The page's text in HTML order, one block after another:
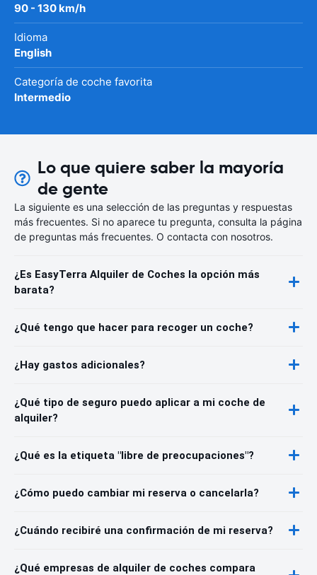
90 - 130 km/h
Idioma
English
Categoría de coche favorita
Intermedio
Lo que quiere saber la mayoría
de gente
La siguiente es una selección de las preguntas y respuestas
más frecuentes. Si no aparece tu pregunta, consulta la página
de preguntas más frecuentes. O contacta con nosotros.
¿Es EasyTerra Alquiler de Coches la opción más
barata?
¿Qué tengo que hacer para recoger un coche?
¿Hay gastos adicionales?
¿Qué tipo de seguro puedo aplicar a mi coche de
alquiler?
¿Qué es la etiqueta "libre de preocupaciones"?
¿Cómo puedo cambiar mi reserva o cancelarla?
¿Cuándo recibiré una confirmación de mi reserva?
¿Qué empresas de alquiler de coches compara